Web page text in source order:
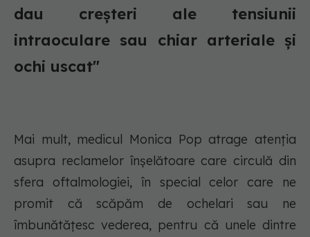
dau creşteri ale tensiunii
intraoculare sau chiar arteriale şi
ochi uscat"
Mai mult, medicul Monica Pop atrage atenţia
asupra reclamelor înşelătoare care circulă din
sfera oftalmologiei, în special celor care ne
promit că scăpăm de ochelari sau ne
îmbunătăţesc vederea, pentru că unele dintre